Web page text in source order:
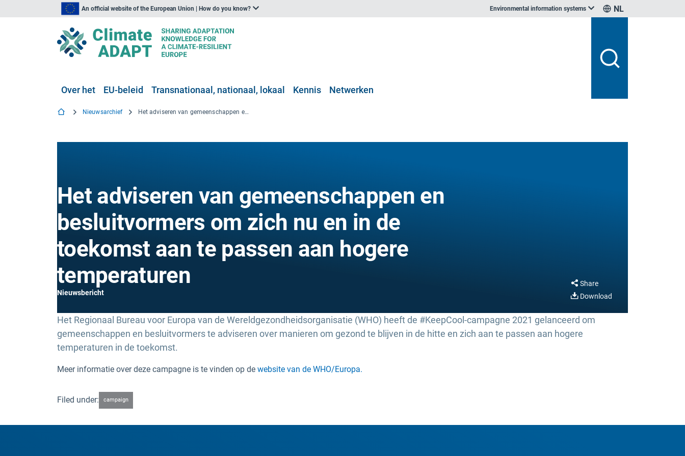
An official website of the European Union | How do you know? Environmental information systems NL
Over het EU-beleid Transnationaal, nationaal, lokaal Kennis Netwerken
Nieuwsarchief Het adviseren van gemeenschappen en besluitvormers om zich nu en in de toekomst aan te passen aan hogere temperaturen
Het adviseren van gemeenschappen en
besluitvormers om zich nu en in de
toekomst aan te passen aan hogere
temperaturen
Nieuwsbericht
Share
Download
Het Regionaal Bureau voor Europa van de Wereldgezondheidsorganisatie (WHO) heeft de #KeepCool-campagne 2021 gelanceerd om
gemeenschappen en besluitvormers te adviseren over manieren om gezond te blijven in de hitte en zich aan te passen aan hogere
temperaturen in de toekomst.
Meer informatie over deze campagne is te vinden op de website van de WHO/Europa.
Filed under: campaign